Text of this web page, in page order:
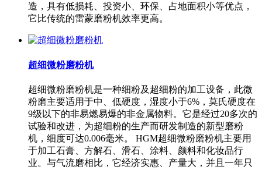
造，具有低损耗、投资小、环保、占地面积小等优点，
它比传统的雷蒙磨粉机效率更高。
超细微粉磨粉机
超细微粉磨粉机是一种细粉及超细粉的加工设备，此微
粉磨主要适用于中、低硬度，湿度小于6%，莫氏硬度在
9级以下的非易燃易爆的非金属物料。它是经过20多次的
试验和改进，为超细粉的生产而研发制造的新型磨粉
机，细度可达0.006毫米。 HGM超细微粉磨粉机主要用
于加工石膏、方解石、滑石、涂料、颜料和化妆品行
业。与气流磨相比，它经济实惠、产量大，并且一年只